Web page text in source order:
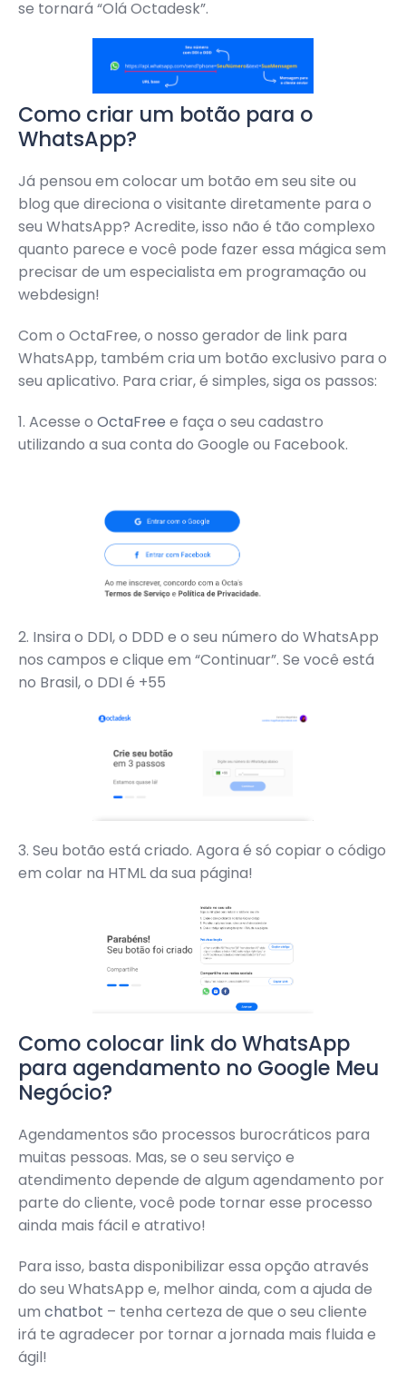
se tornará “Olá Octadesk”.
Como criar um botão para o
WhatsApp?
Já pensou em colocar um botão em seu site ou
blog que direciona o visitante diretamente para o
seu WhatsApp? Acredite, isso não é tão complexo
quanto parece e você pode fazer essa mágica sem
precisar de um especialista em programação ou
webdesign!
Com o OctaFree, o nosso gerador de link para
WhatsApp, também cria um botão exclusivo para o
seu aplicativo. Para criar, é simples, siga os passos:
1. Acesse o OctaFree e faça o seu cadastro
utilizando a sua conta do Google ou Facebook.
2. Insira o DDI, o DDD e o seu número do WhatsApp
nos campos e clique em “Continuar”. Se você está
no Brasil, o DDI é +55
3. Seu botão está criado. Agora é só copiar o código
em colar na HTML da sua página!
Como colocar link do WhatsApp
para agendamento no Google Meu
Negócio?
Agendamentos são processos burocráticos para
muitas pessoas. Mas, se o seu serviço e
atendimento depende de algum agendamento por
parte do cliente, você pode tornar esse processo
ainda mais fácil e atrativo!
Para isso, basta disponibilizar essa opção através
do seu WhatsApp e, melhor ainda, com a ajuda de
um chatbot – tenha certeza de que o seu cliente
irá te agradecer por tornar a jornada mais fluida e
ágil!